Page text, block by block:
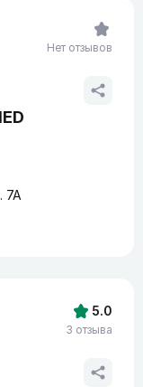
7А
Нет отзывов
5.0
3 отзыва